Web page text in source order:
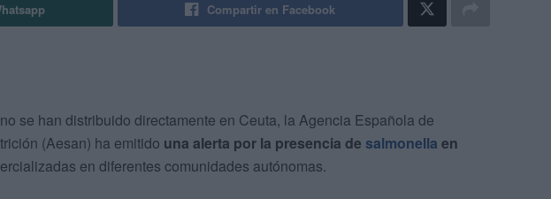
Compartir en Facebook
se han distribuido directamente en Ceuta, la Agencia Española de
(Aesan) ha emitido una alerta por la presencia de salmonella en
en diferentes comunidades autónomas.